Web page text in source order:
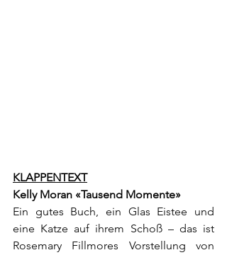
KLAPPENTEXT
Kelly Moran «Tausend Momente»
Ein gutes Buch, ein Glas Eistee und
eine Katze auf ihrem Schoß – das ist
Rosemary Fillmores Vorstellung von